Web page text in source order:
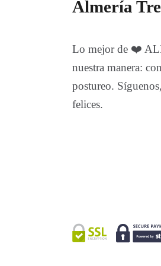
Almería
Lo mejor de ❤️
nuestra manera:
postureo.
felices.